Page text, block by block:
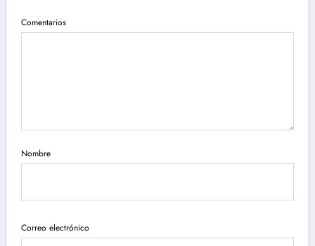
Comentarios
Nombre
Correo electrónico